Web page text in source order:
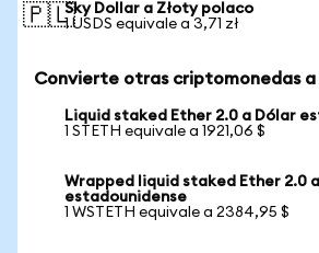
🇵🇱Sky Dollar a Złoty polaco
1 USDS equivale a 3,71 zł
Convierte otras criptomonedas a
Liquid staked Ether 2.0 a Dólar
1 STETH equivale a 1921,06 $
Wrapped liquid staked Ether 2.0
estadounidense
1 WSTETH equivale a 2384,95 $